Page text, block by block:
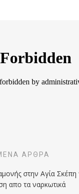
ΆΡΘΡΑ
στην Αγία Σκέπη
απο τα ναρκωτικά